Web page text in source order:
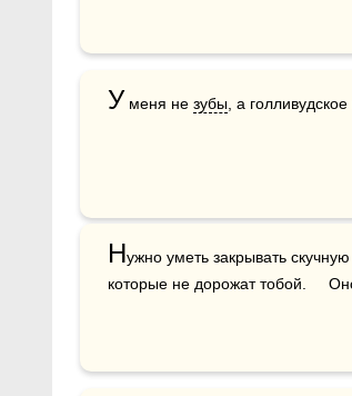
У меня не зубы , а
Нужно уметь закрывать скучную
которые не дорожат тобой.